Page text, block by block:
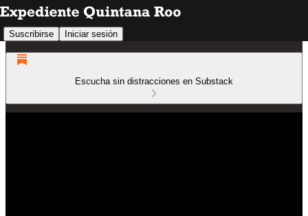
Suscribirse Iniciar sesión
Escucha sin distracciones en Substack